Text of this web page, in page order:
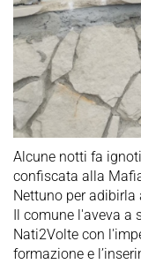
Alcune notti fa
confiscata alla
Nettuno per
Il comune l'aveva
Nati2Volte con
formazione e